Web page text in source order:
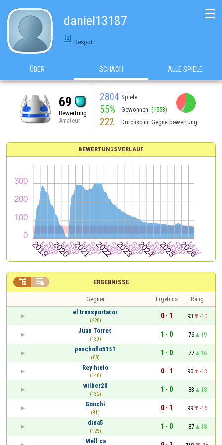
daniel13187
Despot
☰
ÜBER SCHACH ALLE SPIELE
69
Bewertung
Amateur
2804 Spiele
55% Gewonnen (1553)
222 Durchschn. Gegnerbewertung
BEWERTUNGSVERLAUF
ERGEBNISSE
 
Gegner Ergebnis
Rang
el transportador
(220)
0 - 1 93
-10
Juan Torres
(139)
1 - 0 76
19
panchoflo5151
(68)
1 - 0 77
16
Rey hielo
(146)
0 - 1 90
-13
wilber20
(132)
1 - 0 83
18
Gonchi
(91)
0 - 1 99
-16
dina5
(125)
1 - 0 87
18
Mell ca